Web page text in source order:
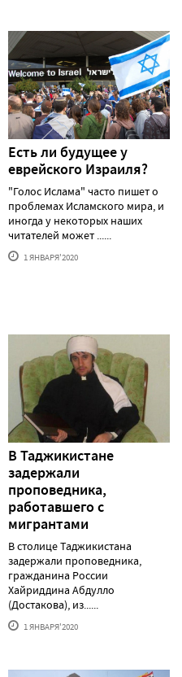
Есть ли будущее у
еврейского Израиля?
"Голос Ислама" часто пишет о
проблемах Исламского мира, и
иногда у некоторых наших
читателей может ......
1 ЯНВАРЯ'2020
В Таджикистане
задержали
проповедника,
работавшего с
мигрантами
В столице Таджикистана
задержали проповедника,
гражданина России
Хайриддина Абдулло
(Достакова), из......
1 ЯНВАРЯ'2020